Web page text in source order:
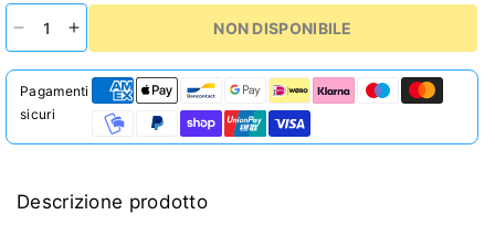
non
non
disponibile
Diminuisci
per
Protein
90
Aumenta
per
Protein
Cookie
90
NON DISPONIBILE
Pagamenti
sicuri
Descrizione prodotto